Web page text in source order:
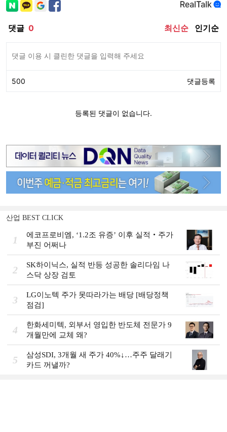
산업 BEST CLICK
1
에코프로비엠, ‘1.2조 유증’ 이후 실적‧주가
부진 어쩌나
2
SK하이닉스, 실적 반등 성공한 솔리다임 나
스닥 상장 검토
3
LG이노텍 주가 못따라가는 배당 [배당정책
점검]
4
한화세미텍, 외부서 영입한 반도체 전문가 9
개월만에 교체 왜?
5
삼성SDI, 3개월 새 주가 40%↓…주주 달래기
카드 꺼낼까?